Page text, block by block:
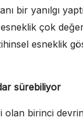
bir yanılgı
çok
esneklik
sürebiliyor
birinci